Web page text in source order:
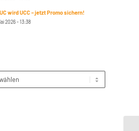
wird UCC – jetzt Promo sichern!
2026 - 13:38